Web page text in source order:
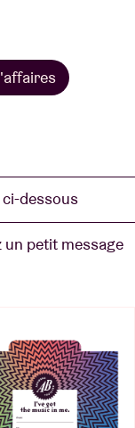
ci-dessous
un petit message